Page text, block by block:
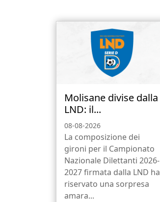
Molisane divise dalla
LND: il...
08-08-2026
La composizione dei
gironi per il Campionato
Nazionale Dilettanti 2026-
2027 firmata dalla LND ha
riservato una sorpresa
amara...